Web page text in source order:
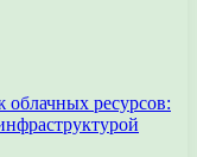
ресурсов: